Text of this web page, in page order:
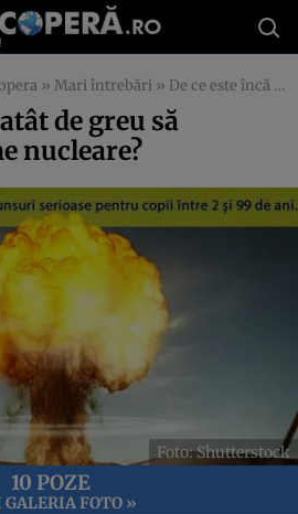
» Mari întrebări » De ce este încă atât de greu să construim arme nucleare?
de greu să
nucleare?
Foto: Shutterstock
10 POZE
GALERIA FOTO »